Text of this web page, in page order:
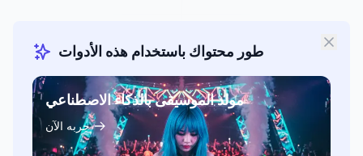
طور محتواك باستخدام هذه الأدوات
مولد الموسيقى بالذكاء الاصطناعي
جربه الآن